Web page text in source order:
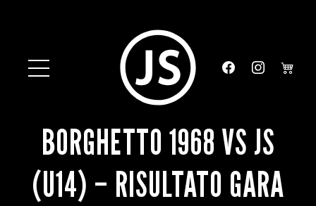
BORGHETTO 1968 VS JS
(U14) – RISULTATO GARA